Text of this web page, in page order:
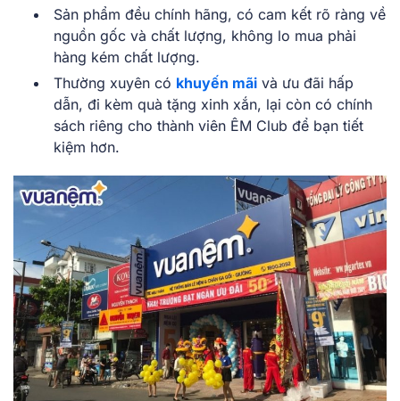
Sản phẩm đều chính hãng, có cam kết rõ ràng về
nguồn gốc và chất lượng, không lo mua phải
hàng kém chất lượng.
Thường xuyên có khuyến mãi và ưu đãi hấp
dẫn, đi kèm quà tặng xinh xắn, lại còn có chính
sách riêng cho thành viên ÊM Club để bạn tiết
kiệm hơn.